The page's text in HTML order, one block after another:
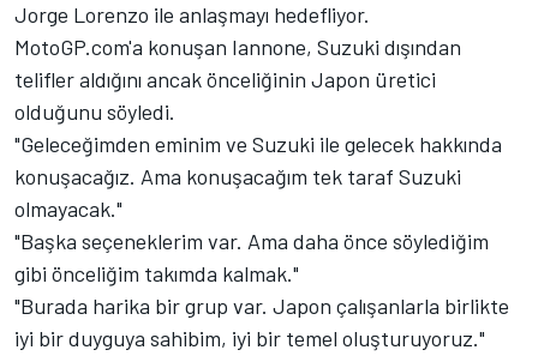
Jorge Lorenzo ile anlaşmayı hedefliyor.
MotoGP.com'a konuşan Iannone, Suzuki dışından
telifler aldığını ancak önceliğinin Japon üretici
olduğunu söyledi.
"Geleceğimden eminim ve Suzuki ile gelecek hakkında
konuşacağız. Ama konuşacağım tek taraf Suzuki
olmayacak."
"Başka seçeneklerim var. Ama daha önce söylediğim
gibi önceliğim takımda kalmak."
"Burada harika bir grup var. Japon çalışanlarla birlikte
iyi bir duyguya sahibim, iyi bir temel oluşturuyoruz."